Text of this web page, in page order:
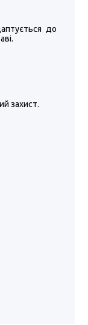
до
захист.